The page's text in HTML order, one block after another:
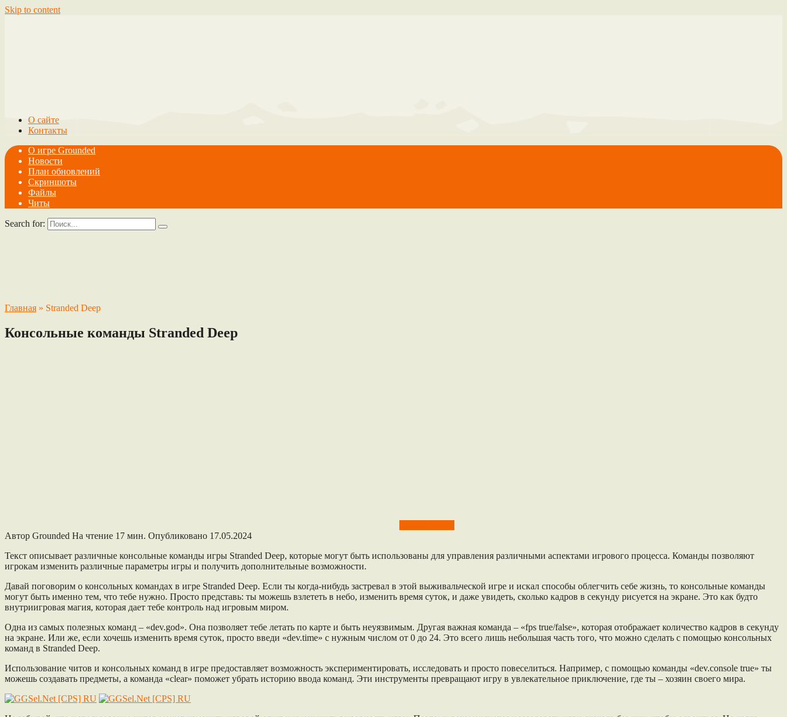
Skip to content
О сайте
Контакты
О игре Grounded
Новости
План обновлений
Скриншоты
Файлы
Читы
Search for:
Главная » Stranded Deep
Консольные команды Stranded Deep
Автор Grounded На чтение 17 мин. Опубликовано 17.05.2024
Текст описывает различные консольные команды игры Stranded Deep, которые могут быть использованы для управления различными аспектами игрового процесса. Команды позволяют
игрокам изменить различные параметры игры и получить дополнительные возможности.
Давай поговорим о консольных командах в игре Stranded Deep. Если ты когда-нибудь застревал в этой выживальческой игре и искал способы облегчить себе жизнь, то консольные команды
могут быть именно тем, что тебе нужно. Просто представь: ты можешь взлететь в небо, изменить время суток, и даже увидеть, сколько кадров в секунду рисуется на экране. Это как будто
внутриигровая магия, которая дает тебе контроль над игровым миром.
Одна из самых полезных команд – «dev.god». Она позволяет тебе летать по карте и быть неуязвимым. Другая важная команда – «fps true/false», которая отображает количество кадров в секунду
на экране. Или же, если хочешь изменить время суток, просто введи «dev.time» с нужным числом от 0 до 24. Это всего лишь небольшая часть того, что можно сделать с помощью консольных
команд в Stranded Deep.
Использование читов и консольных команд в игре предоставляет возможность экспериментировать, исследовать и просто повеселиться. Например, с помощью команды «dev.console true» ты
можешь создавать предметы, а команда «clear» поможет убрать историю ввода команд. Эти инструменты превращают игру в увлекательное приключение, где ты – хозяин своего мира.